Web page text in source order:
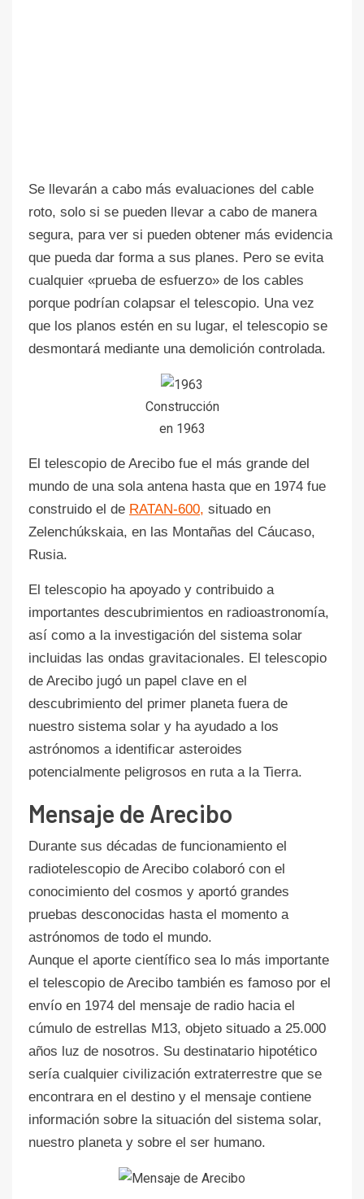
Se llevarán a cabo más evaluaciones del cable
roto, solo si se pueden llevar a cabo de manera
segura, para ver si pueden obtener más evidencia
que pueda dar forma a sus planes. Pero se evita
cualquier «prueba de esfuerzo» de los cables
porque podrían colapsar el telescopio. Una vez
que los planos estén en su lugar, el telescopio se
desmontará mediante una demolición controlada.
Construcción
en 1963
El telescopio de Arecibo fue el más grande del
mundo de una sola antena hasta que en 1974 fue
construido el de RATAN-600, situado en
Zelenchúkskaia, en las Montañas del Cáucaso,
Rusia.
El telescopio ha apoyado y contribuido a
importantes descubrimientos en radioastronomía,
así como a la investigación del sistema solar
incluidas las ondas gravitacionales. El telescopio
de Arecibo jugó un papel clave en el
descubrimiento del primer planeta fuera de
nuestro sistema solar y ha ayudado a los
astrónomos a identificar asteroides
potencialmente peligrosos en ruta a la Tierra.
Mensaje de Arecibo
Durante sus décadas de funcionamiento el
radiotelescopio de Arecibo colaboró con el
conocimiento del cosmos y aportó grandes
pruebas desconocidas hasta el momento a
astrónomos de todo el mundo.
Aunque el aporte científico sea lo más importante
el telescopio de Arecibo también es famoso por el
envío en 1974 del mensaje de radio hacia el
cúmulo de estrellas M13, objeto situado a 25.000
años luz de nosotros. Su destinatario hipotético
sería cualquier civilización extraterrestre que se
encontrara en el destino y el mensaje contiene
información sobre la situación del sistema solar,
nuestro planeta y sobre el ser humano.